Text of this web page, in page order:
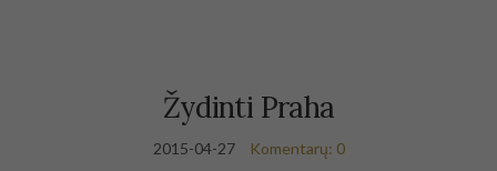
Žydinti Praha
2015-04-27 Komentarų: 0